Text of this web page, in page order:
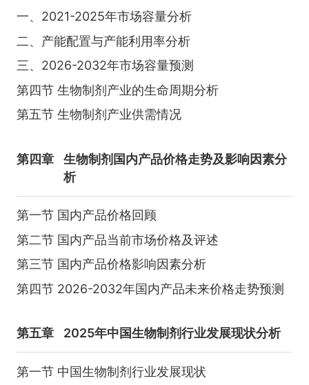
一、2021-2025年市场容量分析
二、产能配置与产能利用率分析
三、2026-2032年市场容量预测
第四节 生物制剂产业的生命周期分析
第五节 生物制剂产业供需情况
第四章
生物制剂国内产品价格走势及影响因素分
析
第一节 国内产品价格回顾
第二节 国内产品当前市场价格及评述
第三节 国内产品价格影响因素分析
第四节 2026-2032年国内产品未来价格走势预测
第五章 2025年中国生物制剂行业发展现状分析
第一节 中国生物制剂行业发展现状